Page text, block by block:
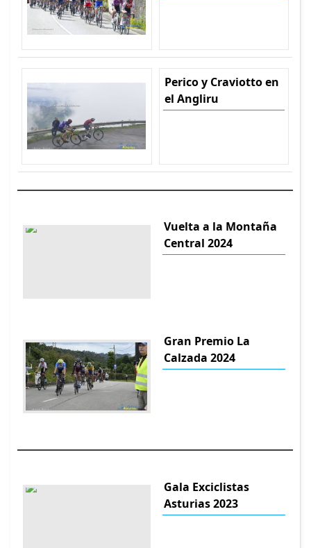
Perico y Craviotto en
el Angliru
Vuelta a la Montaña
Central 2024
Gran Premio La
Calzada 2024
Gala Exciclistas
Asturias 2023